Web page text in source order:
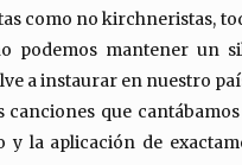
como no kirchneristas,
podemos mantener un
a instaurar en nuestro
que
la aplicación de